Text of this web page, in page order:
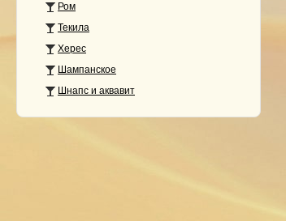
Ром
Текила
Херес
Шампанское
Шнапс и аквавит